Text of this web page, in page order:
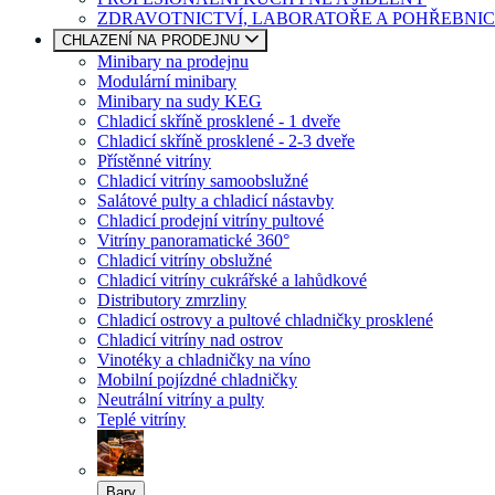
ZDRAVOTNICTVÍ, LABORATOŘE A
CHLAZENÍ NA PRODEJNU
Minibary na prodejnu
Modulární minibary
Minibary na sudy KEG
Chladicí skříně prosklené - 1 dveře
Chladicí skříně prosklené - 2-3 dveře
Přístěnné vitríny
Chladicí vitríny samoobslužné
Salátové pulty a chladicí nástavby
Chladicí prodejní vitríny pultové
Vitríny panoramatické 360°
Chladicí vitríny obslužné
Chladicí vitríny cukrářské a lahůdkové
Distributory zmrzliny
Chladicí ostrovy a pultové chladničky prosklené
Chladicí vitríny nad ostrov
Vinotéky a chladničky na víno
Mobilní pojízdné chladničky
Neutrální vitríny a pulty
Teplé vitríny